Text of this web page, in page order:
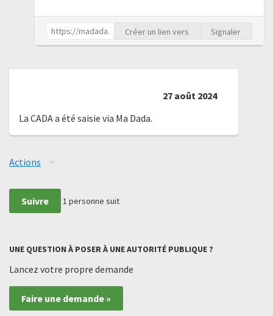
Créer un lien vers Signaler
27 août 2024
La CADA a été saisie via Ma Dada.
Actions
Suivre 1 personne suit
UNE QUESTION À POSER À UNE AUTORITÉ PUBLIQUE ?
Lancez votre propre demande
Faire une demande »